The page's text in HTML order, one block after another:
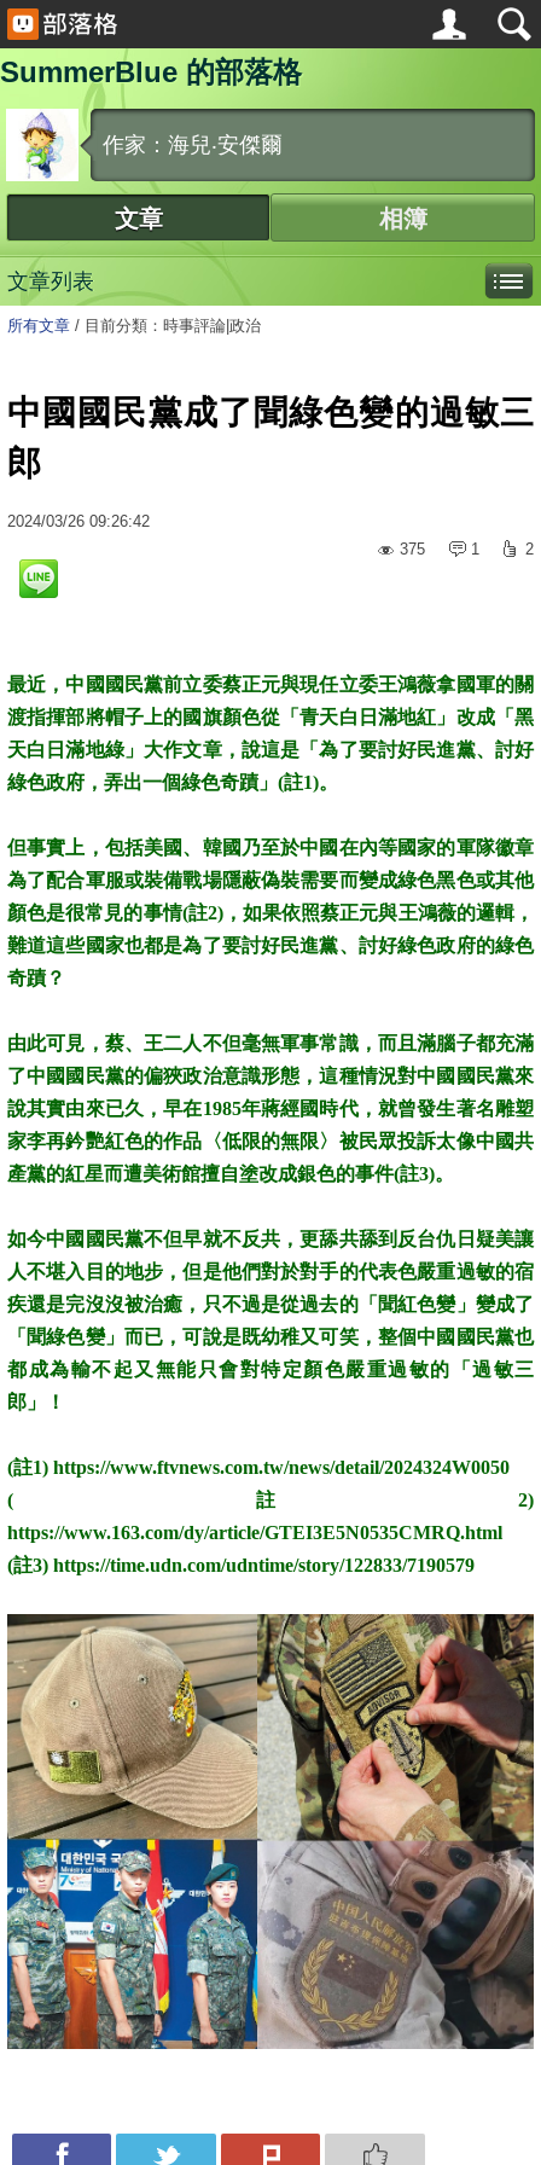
SummerBlue 的部落格
作家：海兒‧安傑爾
文章 相簿
文章列表
所有文章 / 目前分類：時事評論|政治
中國國民黨成了聞綠色變的過敏三
郎
2024/03/26 09:26:42
375
1 2
最近，中國國民黨前立委蔡正元與現任立委王鴻薇拿國軍的關
渡指揮部將帽子上的國旗顏色從「青天白日滿地紅」改成「黑
天白日滿地綠」大作文章，說這是「為了要討好民進黨、討好
綠色政府，弄出一個綠色奇蹟」(註1)。
但事實上，包括美國、韓國乃至於中國在內等國家的軍隊徽章
為了配合軍服或裝備戰場隱蔽偽裝需要而變成綠色黑色或其他
顏色是很常見的事情(註2)，如果依照蔡正元與王鴻薇的邏輯，
難道這些國家也都是為了要討好民進黨、討好綠色政府的綠色
奇蹟？
由此可見，蔡、王二人不但毫無軍事常識，而且滿腦子都充滿
了中國國民黨的偏狹政治意識形態，這種情況對中國國民黨來
說其實由來已久，早在1985年蔣經國時代，就曾發生著名雕塑
家李再鈐艷紅色的作品〈低限的無限〉被民眾投訴太像中國共
產黨的紅星而遭美術館擅自塗改成銀色的事件(註3)。
如今中國國民黨不但早就不反共，更舔共舔到反台仇日疑美讓
人不堪入目的地步，但是他們對於對手的代表色嚴重過敏的宿
疾還是完沒沒被治癒，只不過是從過去的「聞紅色變」變成了
「聞綠色變」而已，可說是既幼稚又可笑，整個中國國民黨也
都成為輸不起又無能只會對特定顏色嚴重過敏的「過敏三
郎」！
(註1) https://www.ftvnews.com.tw/news/detail/2024324W0050
(註2)
https://www.163.com/dy/article/GTEI3E5N0535CMRQ.html
(註3) https://time.udn.com/udntime/story/122833/7190579